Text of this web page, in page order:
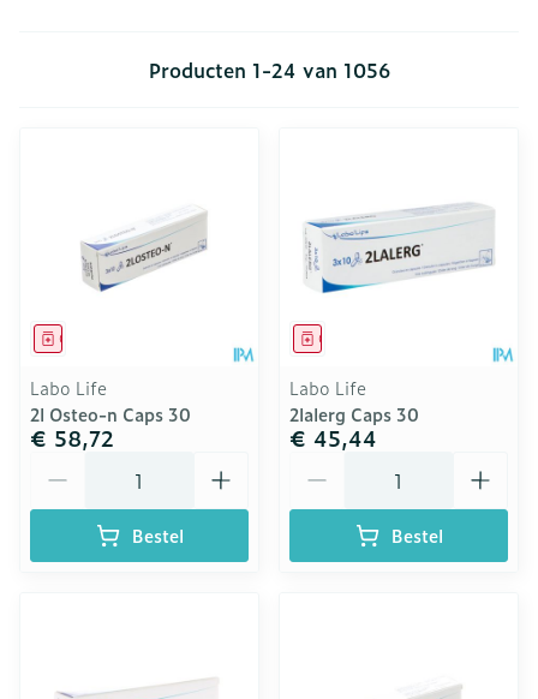
Producten 1-24 van 1056
Geneesmiddel
Labo Life
2l Osteo-n Caps 30
€ 58,72
Bestel
Geneesmiddel
Labo Life
2lalerg Caps 30
€ 45,44
Bestel